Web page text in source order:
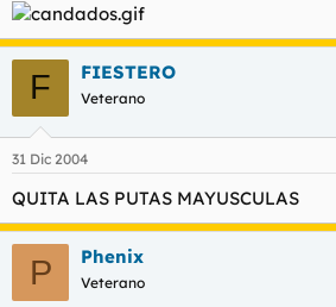
F FIESTERO
Veterano
31 Dic 2004
QUITA LAS PUTAS MAYUSCULAS
P Phenix
Veterano